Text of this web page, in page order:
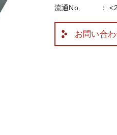
流通No.
お問い合